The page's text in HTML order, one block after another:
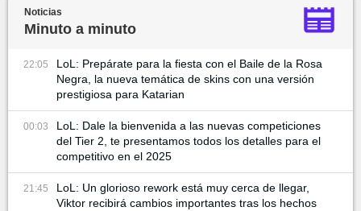
Noticias
Minuto a minuto
22:05
LoL: Prepárate para la fiesta con el Baile de la Rosa
Negra, la nueva temática de skins con una versión
prestigiosa para Katarian
00:03
LoL: Dale la bienvenida a las nuevas competiciones
del Tier 2, te presentamos todos los detalles para el
competitivo en el 2025
21:45
LoL: Un glorioso rework está muy cerca de llegar,
Viktor recibirá cambios importantes tras los hechos